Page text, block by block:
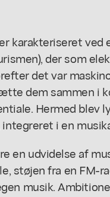
karakteriseret ved
der som
det var
dem sammen i
Hermed blev
i en
en udvidelse af
støjen fra en FM-
musik.